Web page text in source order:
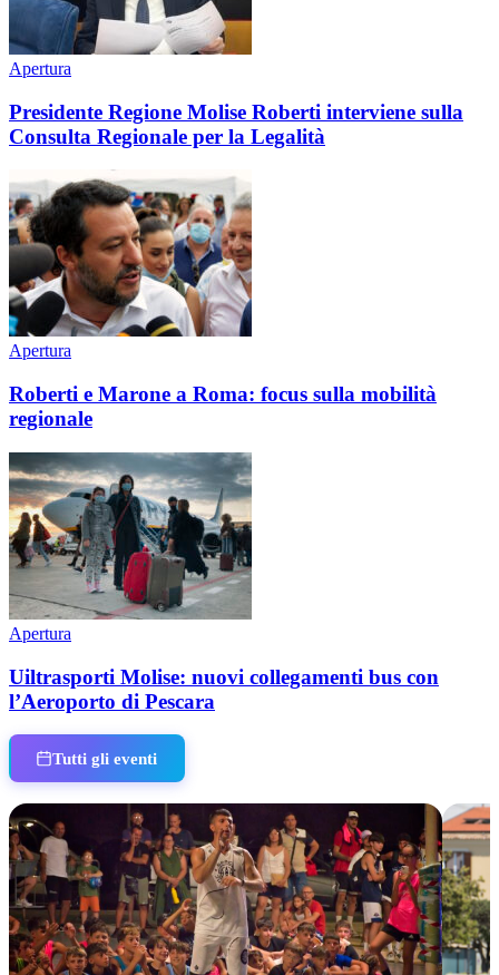
Apertura
Presidente Regione Molise Roberti interviene sulla
Consulta Regionale per la Legalità
Apertura
Roberti e Marone a Roma: focus sulla mobilità
regionale
Apertura
Uiltrasporti Molise: nuovi collegamenti bus con
l’Aeroporto di Pescara
Tutti gli eventi